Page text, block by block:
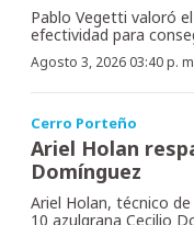
Pablo Vegetti valoró
efectividad para
Agosto 3, 2026 03:40 p.
Cerro Porteño
Ariel Holan
Domínguez
Ariel Holan, técnico
10 azulgrana Cecilio